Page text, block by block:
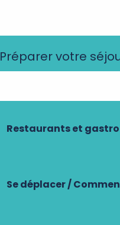
Préparer votre
Restaurants et
Se déplacer /
conseil ?
virtuel, il
Comment venir